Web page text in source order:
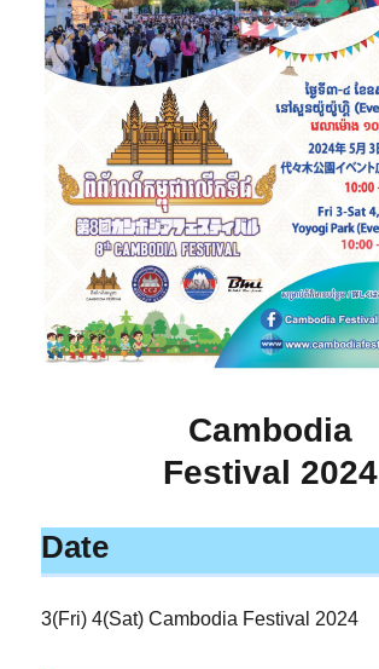
Cambodia
Festival 2024
Date
3(Fri) 4(Sat) Cambodia Festival 2024